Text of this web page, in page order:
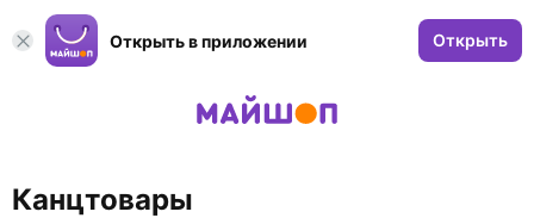
Открыть в приложении Открыть
Канцтовары